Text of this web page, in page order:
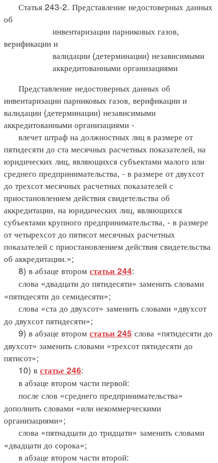
Статья 243-2. Представление недостоверных данных
об
инвентаризации парниковых газов,
верификации и
валидации (детерминации) независимыми
аккредитованными организациями
Представление недостоверных данных об
инвентаризации парниковых газов, верификации и
валидации (детерминации) независимыми
аккредитованными организациями -
влечет штраф на должностных лиц в размере от
пятидесяти до ста месячных расчетных показателей, на
юридических лиц, являющихся субъектами малого или
среднего предпринимательства, - в размере от двухсот
до трехсот месячных расчетных показателей с
приостановлением действия свидетельства об
аккредитации, на юридических лиц, являющихся
субъектами крупного предпринимательства, - в размере
от четырехсот до пятисот месячных расчетных
показателей с приостановлением действия свидетельства
об аккредитации.»;
8) в абзаце втором статьи 244:
слова «двадцати до пятидесяти» заменить словами
«пятидесяти до семидесяти»;
слова «ста до двухсот» заменить словами «двухсот
до двухсот пятидесяти»;
9) в абзаце втором статьи 245 слова «пятидесяти до
двухсот» заменить словами «трехсот пятидесяти до
пятисот»;
10) в статье 246:
в абзаце втором части первой:
после слов «среднего предпринимательства»
дополнить словами «или некоммерческими
организациями»;
слова «пятнадцати до тридцати» заменить словами
«двадцати до сорока»;
в абзаце втором части второй: